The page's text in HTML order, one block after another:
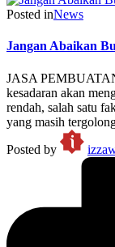
Posted inNews
Jangan Abaikan
JASA
kesadaran akan
rendah, salah satu
yang masih
Posted by